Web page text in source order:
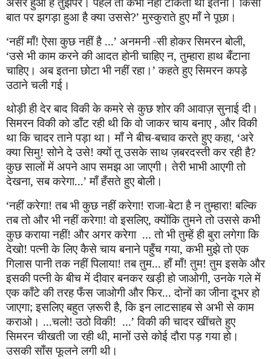
बात पर झगड़ा हुआ है क्या उससे?’ मुस्कुराते हुए माँ ने पूछा।
‘नहीं माँ! ऐसा कुछ नहीं है ...’ अनमनी -सी होकर सिमरन बोली,
‘उसे भी काम करने की आदत होनी चाहिए न, तुम्हारा हाथ बँटाना
चाहिए। अब इतना छोटा भी नहीं रहा।’ कहते हुए सिमरन कपड़े
उठाने चली गई।
थोड़ी ही देर बाद विकी के कमरे से कुछ शोर की आवाज़ सुनाई दी।
सिमरन विकी को डाँट रही थी कि वो जाकर चाय बनाए , और विकी
था कि चादर ताने पड़ा था। माँ ने बीच-बचाव करते हुए कहा, ‘अरे
क्या सिमु! सोने दे उसे! क्यों तू उसके साथ ज़बरदस्ती कर रही है?
कुछ सालों में अपने आप समझ आ जाएगी। तेरी भाभी आएगी तो
देखना, सब करेगा...’ माँ हँसते हुए बोली।
‘नहीं करेगा! तब भी कुछ नहीं करेगा! राजा-बेटा है न तुम्हारा! बल्कि
तब तो और भी नहीं करेगा! वो इसलिए, क्योंकि तुमने तो उससे कभी
कुछ कराया नहीं! और अगर करेगा ... तो भी तुम्हें ही बुरा लगेगा कि
देखो! पत्नी के लिए कैसे चाय बनाने पहुँच गया, कभी मुझे तो एक
गिलास पानी तक नहीं पिलाया! तब तुम... हाँ माँ! तुम! तुम इसके और
इसकी पत्नी के बीच में दीवार बनकर खड़ी हो जाओगी, उनके गले में
एक काँटे की तरह फँस जाओगी और फिर... दोनों का जीना दूभर हो
जाएगा; इसलिए बहुत ज़रूरी है, कि इन लाटसाहब से अभी से काम
कराओ। ...चलो! उठो विकी! ...’ विकी की चादर खींचते हुए
सिमरन चीखती जा रही थी, मानों उसे कोई दौरा पड़ गया हो।
उसकी साँस फूलने लगी थी।